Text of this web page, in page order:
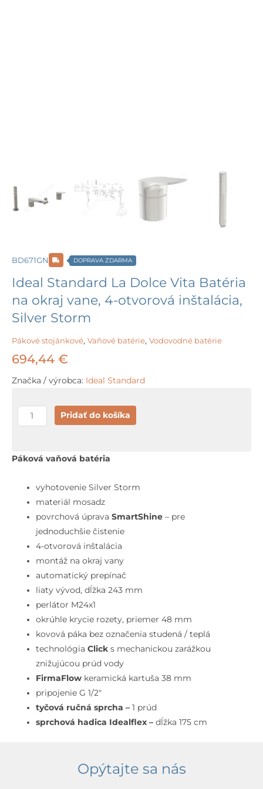
BD671GN DOPRAVA ZDARMA
Ideal Standard La Dolce Vita Batéria
na okraj vane, 4-otvorová inštalácia,
Silver Storm
Pákové stojánkové, Vaňové batérie, Vodovodné batérie
694,44 €
Značka / výrobca: Ideal Standard
množstvo
Ideal
La
Vita
Batéria
okraj
vane,
otvorová
inštalácia,
Silver
Storm
Pridať do košíka
Páková vaňová batéria
vyhotovenie Silver Storm
materiál mosadz
povrchová úprava SmartShine – pre
jednoduchšie čistenie
4-otvorová inštalácia
montáž na okraj vany
automatický prepínač
liaty vývod, dĺžka 243 mm
perlátor M24x1
okrúhle krycie rozety, priemer 48 mm
kovová páka bez označenia studená / teplá
technológiaClick s mechanickou zarážkou
znižujúcou prúd vody
FirmaFlow keramická kartuša 38 mm
pripojenie G 1/2″
tyčová ručná sprcha – 1 prúd
sprchová hadica Idealflex –dĺžka 175 cm
Opýtajte sa nás